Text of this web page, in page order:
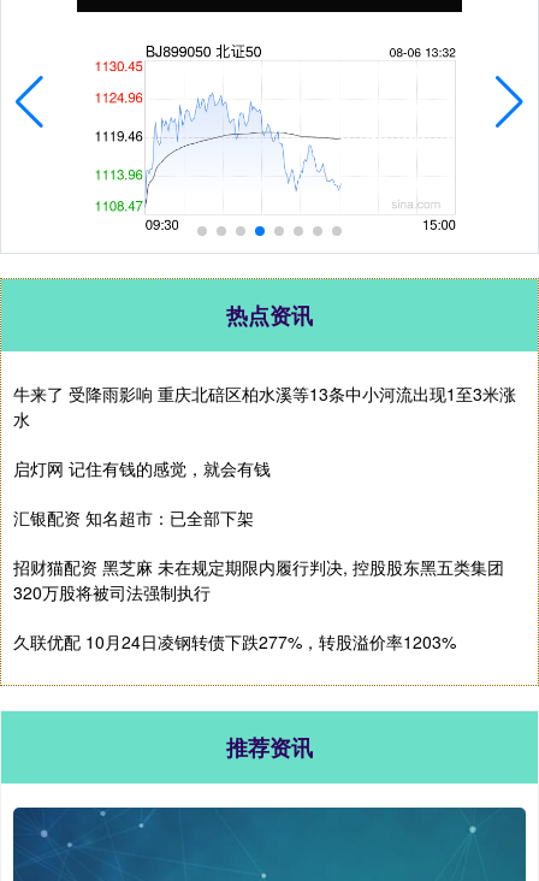
热点资讯
牛来了 受降雨影响 重庆北碚区柏水溪等13条中小河流出现1至3米涨
水
启灯网 记住有钱的感觉，就会有钱
汇银配资 知名超市：已全部下架
招财猫配资 黑芝麻 未在规定期限内履行判决, 控股股东黑五类集团
320万股将被司法强制执行
久联优配 10月24日凌钢转债下跌277%，转股溢价率1203%
推荐资讯